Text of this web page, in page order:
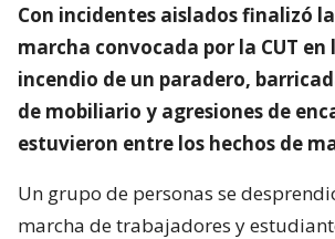
Con incidentes aislados finalizó
marcha convocada por la CUT en
incendio de un paradero,
de mobiliario y agresiones de
estuvieron entre los hechos de
Un grupo de personas se
marcha de trabajadores y